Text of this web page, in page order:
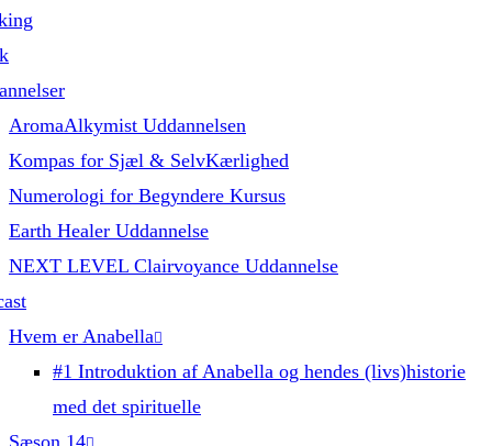
AromaAlkymist Uddannelsen
Kompas for Sjæl & SelvKærlighed
Numerologi for Begyndere Kursus
Earth Healer Uddannelse
NEXT LEVEL Clairvoyance Uddannelse
Hvem er Anabella
#1 Introduktion af Anabella og hendes (livs)historie
med det spirituelle
Sæson 14